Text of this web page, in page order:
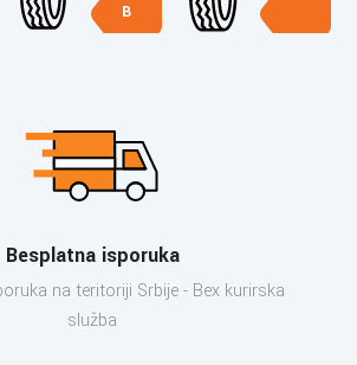
B
Besplatna isporuka
na teritoriji Srbije - Bex kurirska
služba